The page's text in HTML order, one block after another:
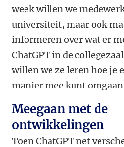
week willen we
universiteit, maar ook
informeren over wat er
ChatGPT in de
willen we ze leren hoe je
manier mee kunt
Meegaan met de
ontwikkelingen
Toen ChatGPT net